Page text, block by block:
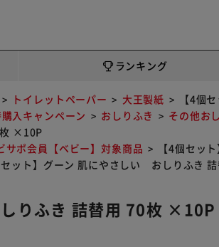
ランキング
トイレットペーパー 大王製紙
【4個
入キャンペーン おしりふき
その他お
×10P
サポ会員【ベビー】対象商品
【4個セッ
セット】グーン 肌にやさしい おしりふき
りふき 詰替用 70枚 ×10P